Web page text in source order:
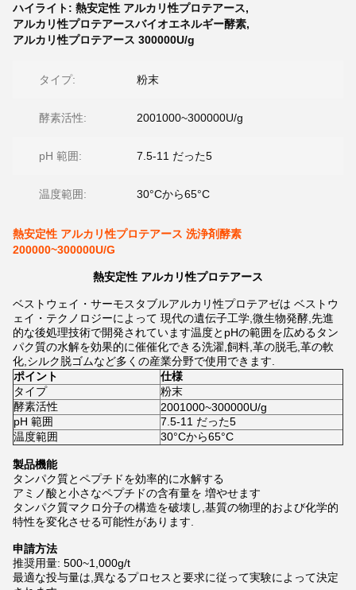
ハイライト: 熱安定性 アルカリ性プロテアース,
アルカリ性プロテアースバイオエネルギー酵素,
アルカリ性プロテアース 300000U/g
タイプ: 粉末
酵素活性: 2001000~300000U/g
pH 範囲: 7.5-11 だった5
温度範囲: 30°Cから65°C
熱安定性 アルカリ性プロテアース 洗浄剤酵素
200000~300000U/G
熱安定性 アルカリ性プロテアース
ベストウェイ・サーモスタブルアルカリ性プロテアゼは ベストウ
ェイ・テクノロジーによって 現代の遺伝子工学,微生物発酵,先進
的な後処理技術で開発されています温度とpHの範囲を広めるタン
パク質の水解を効果的に催催化できる洗濯,飼料,革の脱毛,革の軟
化,シルク脱ゴムなど多くの産業分野で使用できます.
ポイント
仕様
タイプ
粉末
酵素活性
2001000~300000U/g
pH 範囲
7.5-11 だった5
温度範囲
30°Cから65°C
製品機能
タンパク質とペプチドを効率的に水解する
アミノ酸と小さなペプチドの含有量を 増やせます
タンパク質マクロ分子の構造を破壊し,基質の物理的および化学的
特性を変化させる可能性があります.
申請方法
推奨用量: 500~1,000g/t
最適な投与量は,異なるプロセスと要求に従って実験によって決定